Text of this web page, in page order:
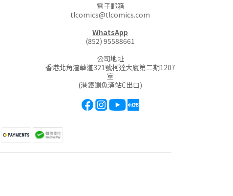
電子郵箱
tlcomics@tlcomics.com
WhatsApp
(852) 95588661
公司地址
香港北角渣華道321號柯達大廈第二期1207
室
(港鐵鰂魚涌站C出口)